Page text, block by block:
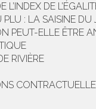
DE
: LA SAISINE DU
PEUT-ELLE ÊTRE
RIVIÈRE